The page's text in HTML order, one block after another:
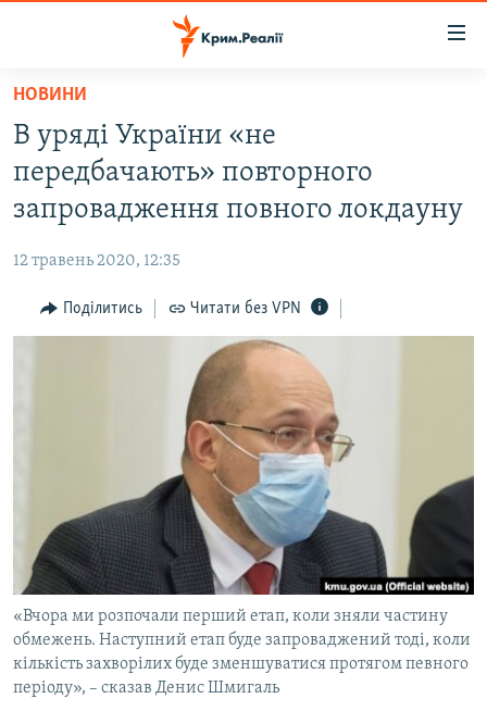
Перейти
основного
матеріалу
Перейти
до
основної
навігації
Перейти
до
ВОДА.КРИМ
ВІДЕО ТА ФОТО
БЛОГИ
ПОГЛЯД
ВІДЕОУРОКИ «ELIFBE»
СВІДЧЕННЯ ОКУПАЦІЇ
УКРАЇНСЬКА ПРОБЛЕМА КРИМУ
ІНФОГРАФІКА
ЯК ОБІЙТИ БЛОКУВАННЯ
Русский
Qırımtatar
ДОЛУЧАЙСЯ!
НОВИНИ
В уряді України «не
передбачають» повторного
запровадження повного локдауну
12 травень 2020, 12:35
Поділитись Читати без VPN
«Вчора ми розпочали перший етап, коли зняли частину
обмежень. Наступний етап буде запроваджений тоді, коли
кількість захворілих буде зменшуватися протягом певного
періоду», – сказав Денис Шмигаль